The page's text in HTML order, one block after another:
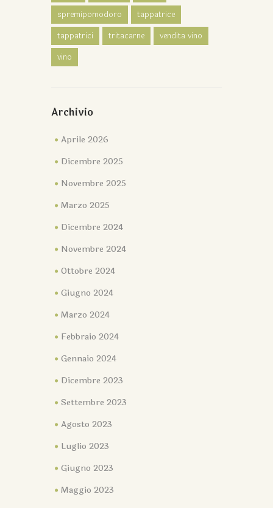
spremipomodoro
tappatrice
tappatrici
tritacarne
vendita vino
vino
Archivio
Aprile 2026
Dicembre 2025
Novembre 2025
Marzo 2025
Dicembre 2024
Novembre 2024
Ottobre 2024
Giugno 2024
Marzo 2024
Febbraio 2024
Gennaio 2024
Dicembre 2023
Settembre 2023
Agosto 2023
Luglio 2023
Giugno 2023
Maggio 2023